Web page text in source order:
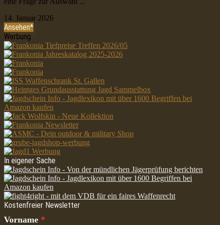
14. Januar 2026
Ansehen*
Werbung
In eigener Sache
Kostenfreier Newsletter
Vorname